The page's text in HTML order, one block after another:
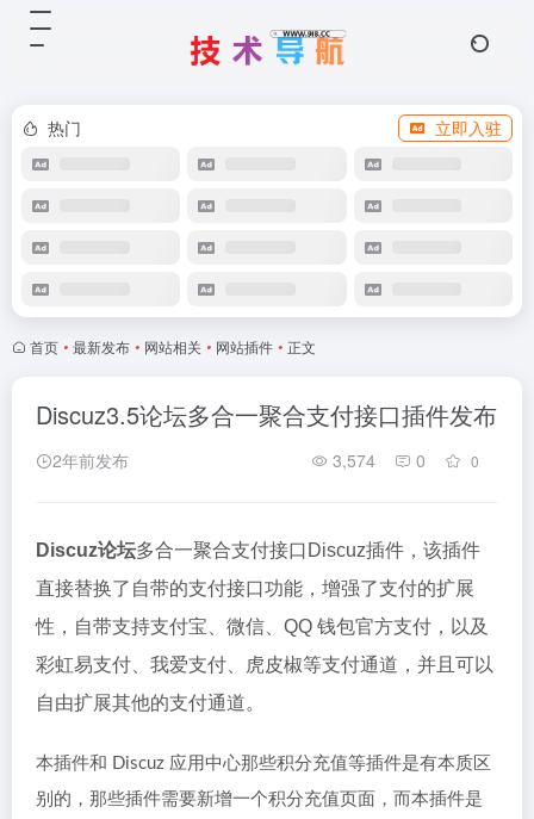
热门 立即入驻
首页 • 最新发布 • 网站相关 • 网站插件 • 正文
Discuz3.5论坛多合一聚合支付接口插件发布
2年前发布 3,574 0 0
Discuz论坛多合一聚合支付接口Discuz插件，该插件
直接替换了自带的支付接口功能，增强了支付的扩展
性，自带支持支付宝、微信、QQ 钱包官方支付，以及
彩虹易支付、我爱支付、虎皮椒等支付通道，并且可以
自由扩展其他的支付通道。
本插件和 Discuz 应用中心那些积分充值等插件是有本质区
别的，那些插件需要新增一个积分充值页面，而本插件是